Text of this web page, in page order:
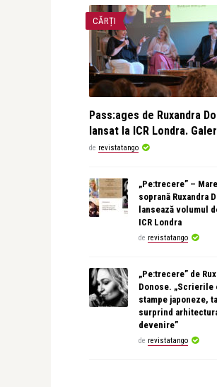
CĂRȚI
Pass:ages de Ruxandra
lansat la ICR Londra.
de revistatango
„Pe:trecere” –
soprană Ruxandra
lansează volumul
ICR Londra
de revistatango
„Pe:trecere” de
Donose. „Scrierile
stampe japoneze,
surprind
devenire”
de revistatango